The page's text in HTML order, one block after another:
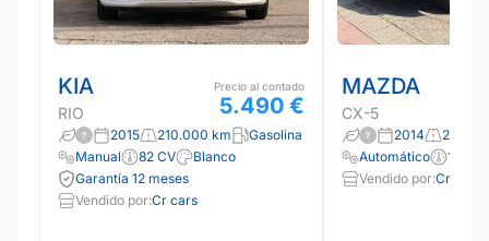
KIA
RIO
Precio al contado
5.490 €
2015 210.000 km
Gasolina
Manual
82 CV
Blanco
Garantía 12 meses
Vendido por:Cr cars
MAZDA
CX-5
2014
Automático
150
Vendido por:Cr cars